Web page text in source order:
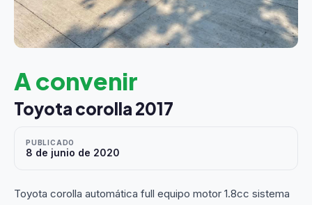
A convenir
Toyota corolla 2017
PUBLICADO
8 de junio de 2020
Toyota corolla automática full equipo motor 1.8cc sistema